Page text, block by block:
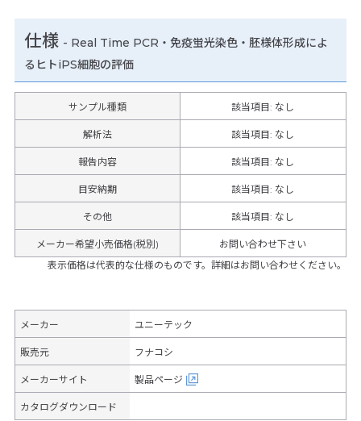
仕様 - Real Time PCR・免疫蛍光染色・胚様体形成によ
るヒトiPS細胞の評価
サンプル種類 該当項目: なし
解析法 該当項目: なし
報告内容 該当項目: なし
目安納期 該当項目: なし
その他 該当項目: なし
メーカー希望小売価格(税別)
お問い合わせ下さい
表示価格は代表的な仕様のものです。詳細はお問い合わせください。
メーカー ユニーテック
販売元 フナコシ
メーカーサイト 製品ページ
カタログダウンロード